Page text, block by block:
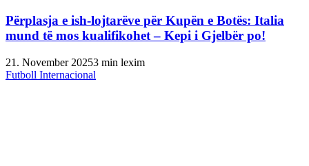
Përplasja e ish-lojtarëve për Kupën e Botës: Italia
mund të mos kualifikohet – Kepi i Gjelbër po!
21. November 20253 min lexim
Futboll Internacional